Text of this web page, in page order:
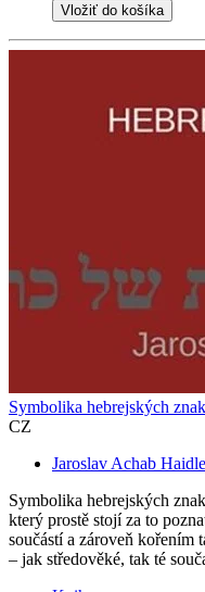
Vložiť do košíka
Symbolika hebrejských
CZ
Jaroslav Achab
Symbolika hebrejských
který prostě stojí za to
součástí a zároveň kořením
– jak středověké, tak té